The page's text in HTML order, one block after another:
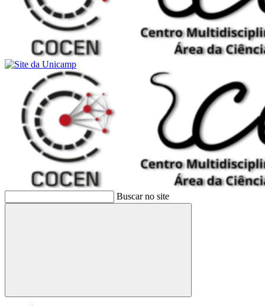
Buscar no site
Buscar